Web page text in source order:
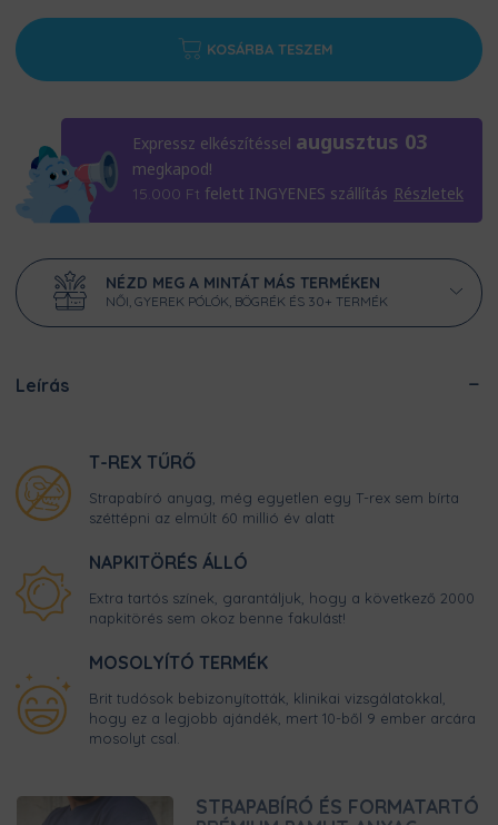
KOSÁRBA TESZEM
Expressz elkészítéssel augusztus 03
megkapod!
15.000 Ft felett INGYENES szállítás Részletek
NÉZD MEG A MINTÁT MÁS TERMÉKEN
NŐI, GYEREK PÓLÓK, BÖGRÉK ÉS 30+ TERMÉK
Leírás
T-REX TŰRŐ
Strapabíró anyag, még egyetlen egy T-rex sem bírta
széttépni az elmúlt 60 millió év alatt
NAPKITÖRÉS ÁLLÓ
Extra tartós színek, garantáljuk, hogy a következő 2000
napkitörés sem okoz benne fakulást!
MOSOLYÍTÓ TERMÉK
Brit tudósok bebizonyították, klinikai vizsgálatokkal,
hogy ez a legjobb ajándék, mert 10-ből 9 ember arcára
mosolyt csal.
STRAPABÍRÓ ÉS FORMATARTÓ